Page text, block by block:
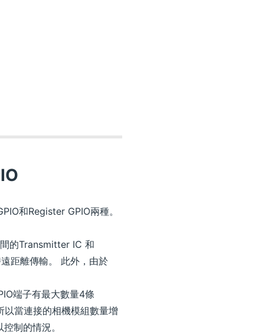
和Register GPIO兩種。
的Transmitter IC 和
距離傳輸。 此外，由於
端子有最大數量4條
當連接的相機模組數量增
制的情況。